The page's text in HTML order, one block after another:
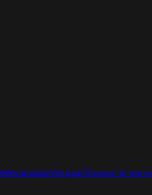
MécaniqueVitrageTrouvez le